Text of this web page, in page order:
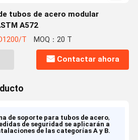
tubos de acero modular
A572
T MOQ：20 T
Contactar ahora
de soporte para tubos de acero,
de seguridad se aplicarán a
de las categorías A y B.